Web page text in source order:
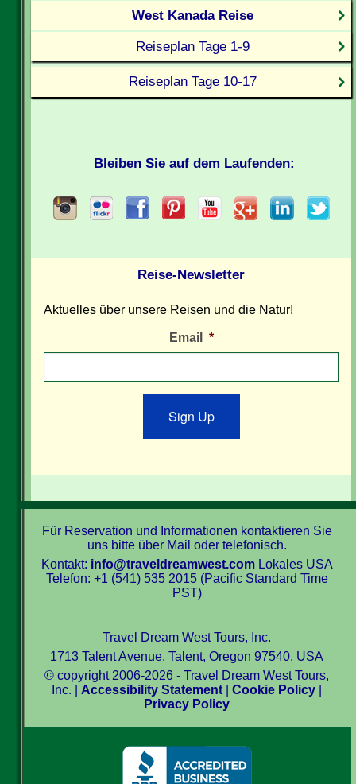
West Kanada Reise
Reiseplan Tage 1-9
Reiseplan Tage 10-17
Bleiben Sie auf dem Laufenden:
Reise-Newsletter
Aktuelles über unsere Reisen und die Natur!
Email *
Sign Up
Für Reservation und Informationen kontaktieren Sie
uns bitte über Mail oder telefonisch.
Kontakt: info@traveldreamwest.comLokales USA
Telefon: +1 (541) 535 2015 (Pacific Standard Time
PST)
Travel Dream West Tours, Inc.
1713 Talent Avenue, Talent, Oregon 97540, USA
© copyright 2006-2026 - Travel Dream West Tours,
Inc. | Accessibility Statement |Cookie Policy
Privacy Policy